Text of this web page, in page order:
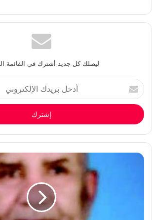
ليصلك كل جديد أشترك في القائمة
أدخل
بريدك
الإلكتروني